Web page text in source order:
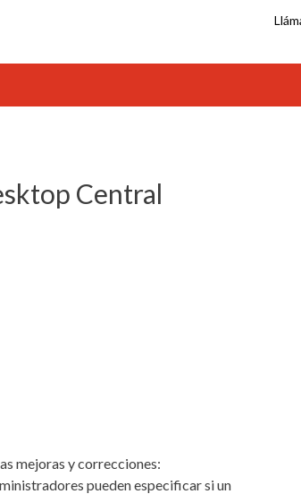
Central
mejoras y correcciones:
pueden especificar si un